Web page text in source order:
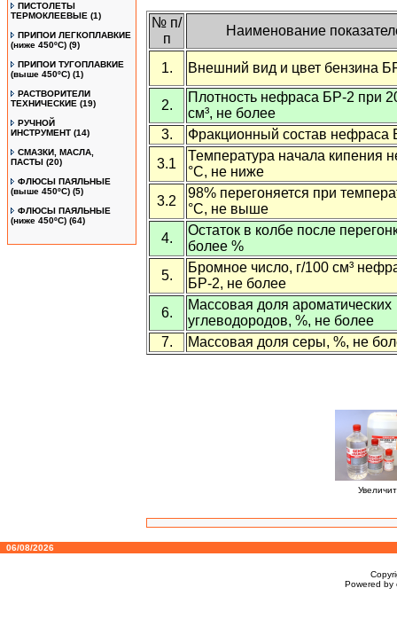
ПИСТОЛЕТЫ
ТЕРМОКЛЕЕВЫЕ (1)
ПРИПОИ ЛЕГКОПЛАВКИЕ
(ниже 450ºС) (9)
ПРИПОИ ТУГОПЛАВКИЕ
(выше 450ºС) (1)
РАСТВОРИТЕЛИ
ТЕХНИЧЕСКИЕ (19)
РУЧНОЙ
ИНСТРУМЕНТ (14)
СМАЗКИ, МАСЛА,
ПАСТЫ (20)
ФЛЮСЫ ПАЯЛЬНЫЕ
(выше 450ºC) (5)
ФЛЮСЫ ПАЯЛЬНЫЕ
(ниже 450ºC) (64)
№ п/
п
Наименование
1. Внешний вид и цвет бензина
2.
Плотность нефраса БР-2 при
см³, не более
3.
Фракционный состав нефраса
3.1
Температура начала кипения
°С, не ниже
3.2
98% перегоняется при
°С, не выше
4.
Остаток в колбе после
более %
5.
Бромное число, г/100 см³
БР-2, не более
6.
Массовая доля ароматических
углеводородов, %, не более
7.
Массовая доля серы, %, не
06/08/2026
Powered by